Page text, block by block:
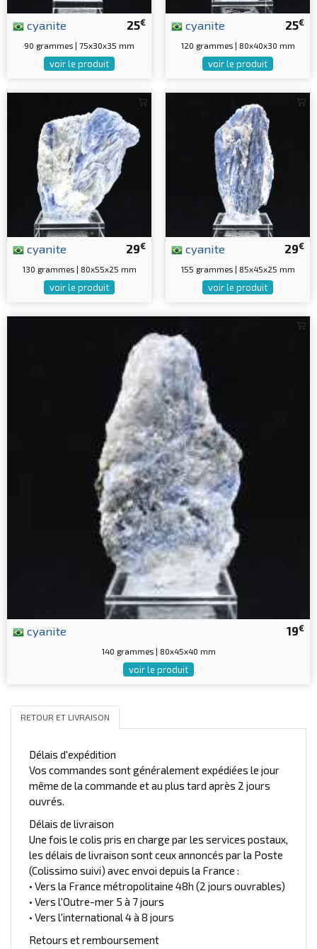
25€
cyanite
90 grammes | 75x30x35 mm
voir le produit
25€
cyanite
120 grammes | 80x40x30 mm
voir le produit
29€
cyanite
130 grammes | 80x55x25 mm
voir le produit
29€
cyanite
155 grammes | 85x45x25 mm
voir le produit
19€
cyanite
140 grammes | 80x45x40 mm
voir le produit
RETOUR ET LIVRAISON
Délais d'expédition
Vos commandes sont généralement expédiées le jour
même de la commande et au plus tard après 2 jours
ouvrés.
Délais de livraison
Une fois le colis pris en charge par les services postaux,
les délais de livraison sont ceux annoncés par la Poste
(Colissimo suivi) avec envoi depuis la France :
• Vers la France métropolitaine 48h (2 jours ouvrables)
• Vers l'Outre-mer 5 à 7 jours
• Vers l'international 4 à 8 jours
Retours et remboursement